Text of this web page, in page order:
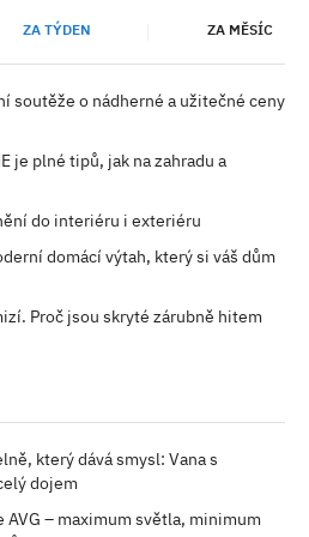
ZA TÝDEN ZA MĚSÍC
soutěže o nádherné a užitečné ceny
je plné tipů, jak na zahradu a
do interiéru i exteriéru
domácí výtah, který si váš dům
Proč jsou skryté zárubně hitem
který dává smysl: Vana s
dojem
AVG – maximum světla, minimum